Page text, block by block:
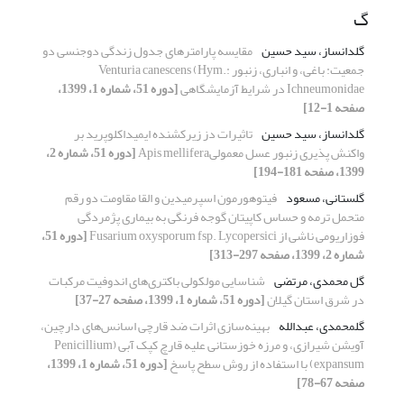
گ
گلدانساز، سید حسین مقایسه پارامترهای جدول زندگی دوجنسی دو
جمعیت: باغی، و انباری، زنبور Venturia canescens (Hym.:
Ichneumonidae در شرایط آزمایشگاهی [دوره 51، شماره 1، 1399،
صفحه 1-12]
گلدانساز، سید حسین تاثیرات دز زیرکشنده ایمیداکلوپرید بر
واکنش پذیری زنبور عسل معمولیApis mellifera [دوره 51، شماره 2،
1399، صفحه 181-194]
گلستانی، مسعود فیتوهورمون اسپرمیدین و القا مقاومت دو رقم
متحمل ترمه و حساس کاپیتان گوجه فرنگی به بیماری پژمردگی
فوزاریومی ناشی از Fusarium oxysporum fsp. Lycopersici [دوره 51،
شماره 2، 1399، صفحه 297-313]
گل محمدی، مرتضی شناسایی مولکولی باکتری‌های اندوفیت‌ مرکبات
در شرق استان گیلان[دوره 51، شماره 1، 1399، صفحه 27-37]
گلمحمدی، عبدالله بهینه‌سازی اثرات ضد قارچی اسانس‌های دارچین،
آویشن شیرازی، و مرزه خوزستانی علیه قارچ کپک آبی (Penicillium
expansum) با استفاده از روش سطح پاسخ [دوره 51، شماره 1، 1399،
صفحه 67-78]